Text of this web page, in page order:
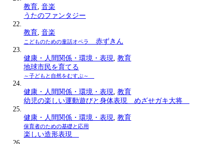
教育 音楽
うたのファンタジー
教育 音楽
こどものための童話オペラ 赤ずきん
健康・人間関係・環境・表現
教育
地球市民を育てる
～子どもと自然をむすぶ～
健康・人間関係・環境・表現
教育
幼児の楽しい運動遊びと身体表現 めざせガキ大将
健康・人間関係・環境・表現 教育
保育者のための基礎と応用
楽しい造形表現